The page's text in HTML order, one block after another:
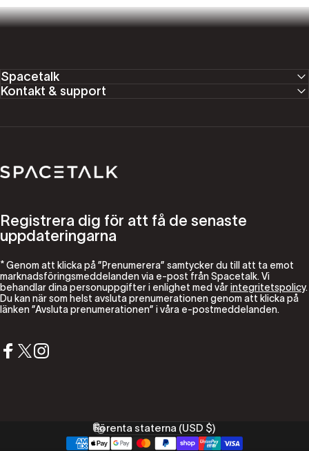
Spacetalk
Kontakt & support
Spacetalk
Registrera dig för att få de senaste
uppdateringarna
* Genom att klicka på ”Prenumerera” samtycker du till att ta emot
marknadsföringsmeddelanden via e-post från Spacetalk. Vi
behandlar dina personuppgifter i enlighet med vårintegritetspolicy.
Du kan när som helst avsluta prenumerationen genom att klicka på
länken ”Avsluta prenumerationen” i våra e-postmeddelanden.
Land/region
Förenta staterna (USD $)